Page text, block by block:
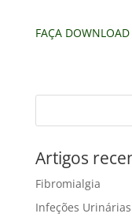
FAÇA
Artigos
Fibromialgia
Infeções Urinárias